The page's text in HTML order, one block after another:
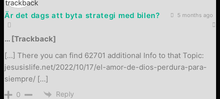
Är det dags att byta strategi med bilen? 5 months ago
… [Trackback]
[…] There you can find 62701 additional Info to that Topic:
jesusislife.net/2022/10/17/el-amor-de-dios-perdura-para-
siempre/ […]
0 Reply